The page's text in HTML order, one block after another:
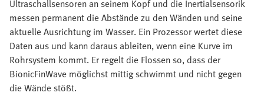
Ultraschallsensoren an seinem Kopf und die Inertialsensorik
messen permanent die Abstände zu den Wänden und seine
aktuelle Ausrichtung im Wasser. Ein Prozessor wertet diese
Daten aus und kann daraus ableiten, wenn eine Kurve im
Rohrsystem kommt. Er regelt die Flossen so, dass der
BionicFinWave möglichst mittig schwimmt und nicht gegen
die Wände stößt.